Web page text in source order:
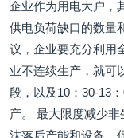
企业作为用电大户，
供电负荷缺口的数量
议，企业要充分利用
业不连续生产，就可
段，以及10：30-13
产。 最大限度减少
汰落后产能和设备，